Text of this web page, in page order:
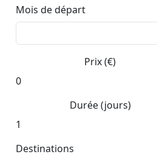
Mois de départ
Prix (€)
0
Durée (jours)
1
Destinations